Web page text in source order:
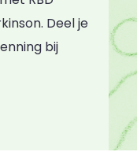
Deel je
bij